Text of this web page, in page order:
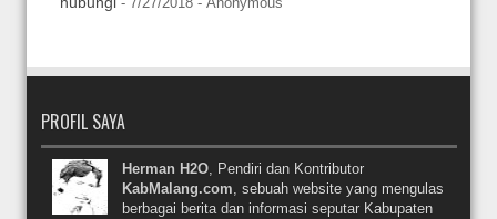
PROFIL SAYA
Herman H2O, Pendiri dan Kontributor
KabMalang.com, sebuah website yang mengulas
berbagai berita dan informasi seputar Kabupaten